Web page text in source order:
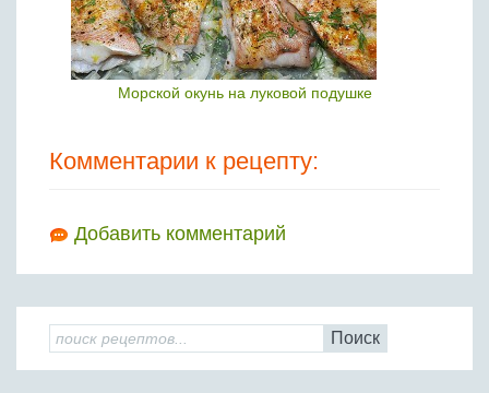
Морской окунь на луковой подушке
Комментарии к рецепту:
Добавить комментарий
Поиск